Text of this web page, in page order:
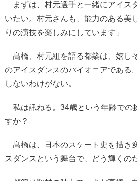
まずは、村元選手と一緒にアイス
いたい。村元さんも、能力のある美
りの演技を楽しみにしています」
髙橋、村元組を語る都築は、嬉し
のアイスダンスのパイオニアである
しないわけがない。
私は訊ねる。34歳という年齢での
すか？
髙橋は、日本のスケート史を描き
スダンスという舞台で、どう輝くの